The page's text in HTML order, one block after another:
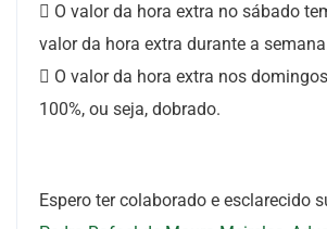
 O valor da hora extra no sábado
valor da hora extra durante a
 O valor da hora extra nos
100%, ou seja, dobrado.
Espero ter colaborado e esclarecido